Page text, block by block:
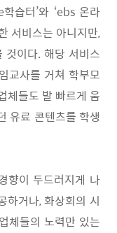
학습터’와 ‘ebs온라
서비스는 아니지만,
것이다. 해당 서비스
교사를 거쳐 학부모
체들도 발 빠르게 움
유료 콘텐츠를 학생
향이 두드러지게 나
하거나,화상회의 시
체들의 노력만 있는